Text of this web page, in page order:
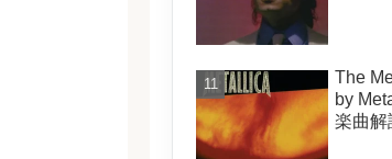
The
by
楽曲解